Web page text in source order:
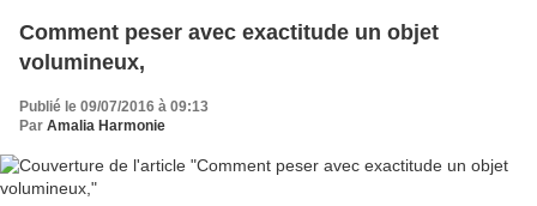
Comment peser avec exactitude un objet
volumineux,
Publié le 09/07/2016 à 09:13
Par Amalia Harmonie